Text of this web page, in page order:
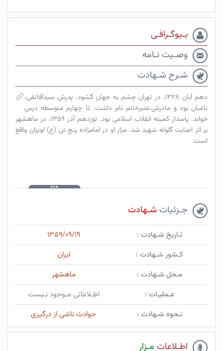
بـیوگـرافـی
وصـیت نـامه
شـرح شـهادت
دهم آبان ۱۳۲۸، در تهران چشم به جهان گشود. پدرش سیدآقاتقی،
باغبان بود و مادرش،عنبرخانم نام داشت. تا چهارم متوسطه درس
خواند. پاسدار کمیته انقلاب اسلامی بود. نوزدهم آذر ۱۳۵۹، در ماهشهر
بر اثر اصابت گلوله شهید شد. مزار او در امامزاده پنج تن (ع) لویزان واقع
است.
جـزئیات شـهادت
تـاریخ شـهادت :
۱۳۵۹/۰۹/۱۹
کـشور شـهادت :
ایران
مـحل شـهادت :
ماهشهر
عـملیـات :
اطـلاعاتی مـوجود نـیست
نـحوه شـهادت :
حوادث ناشی از درگیری
اطـلاعات مـزار